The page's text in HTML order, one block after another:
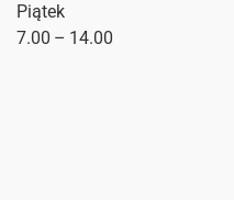
Piątek
7.00 – 14.00